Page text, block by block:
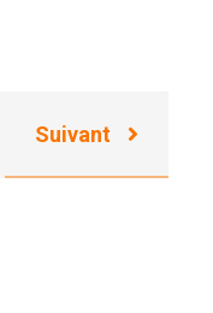
Suivant